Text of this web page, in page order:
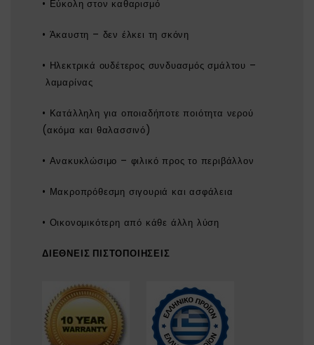
• Εύκολη στον καθαρισμό
• Άκαυστη – δεν έλκει τη σκόνη
• Ηλεκτρικά ουδέτερος συνδυασμός σμάλτου –
λαμαρίνας
• Κατάλληλη για οποιαδήποτε ποιότητα νερού
(ακόμα και θαλασσινό)
• Ανακυκλώσιμο – φιλικό προς το περιβάλλον
• Μακροπρόθεσμη σιγουριά και ασφάλεια
• Οικονομικότερη από κάθε άλλη λύση
ΔΙΕΘΝΕΙΣ ΠΙΣΤΟΠΟΙΗΣΕΙΣ